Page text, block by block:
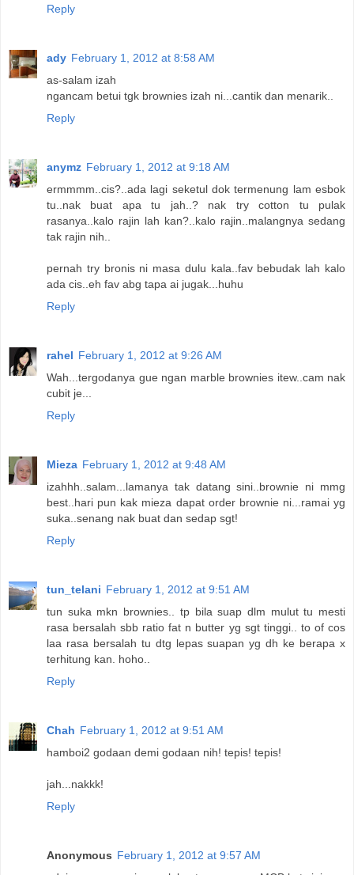
Reply
ady February 1, 2012 at 8:58 AM
as-salam izah
ngancam betui tgk brownies izah ni...cantik dan menarik..
Reply
anymz February 1, 2012 at 9:18 AM
ermmmm..cis?..ada lagi seketul dok termenung lam esbok
tu..nak buat apa tu jah..? nak try cotton tu pulak
rasanya..kalo rajin lah kan?..kalo rajin..malangnya sedang
tak rajin nih..
pernah try bronis ni masa dulu kala..fav bebudak lah kalo
ada cis..eh fav abg tapa ai jugak...huhu
Reply
rahel February 1, 2012 at 9:26 AM
Wah...tergodanya gue ngan marble brownies itew..cam nak
cubit je...
Reply
Mieza February 1, 2012 at 9:48 AM
izahhh..salam...lamanya tak datang sini..brownie ni mmg
best..hari pun kak mieza dapat order brownie ni...ramai yg
suka..senang nak buat dan sedap sgt!
Reply
tun_telani February 1, 2012 at 9:51 AM
tun suka mkn brownies.. tp bila suap dlm mulut tu mesti
rasa bersalah sbb ratio fat n butter yg sgt tinggi.. to of cos
laa rasa bersalah tu dtg lepas suapan yg dh ke berapa x
terhitung kan. hoho..
Reply
Chah February 1, 2012 at 9:51 AM
hamboi2 godaan demi godaan nih! tepis! tepis!
jah...nakkk!
Reply
Anonymous February 1, 2012 at 9:57 AM